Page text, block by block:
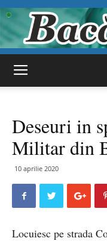
Deseuri in
Militar din
10 aprilie 2020
Locuiesc pe strada